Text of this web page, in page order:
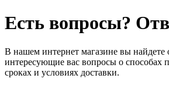
Есть вопросы?
В нашем интернет магазине вы
интересующие вас вопросы о способах
сроках и условиях доставки.